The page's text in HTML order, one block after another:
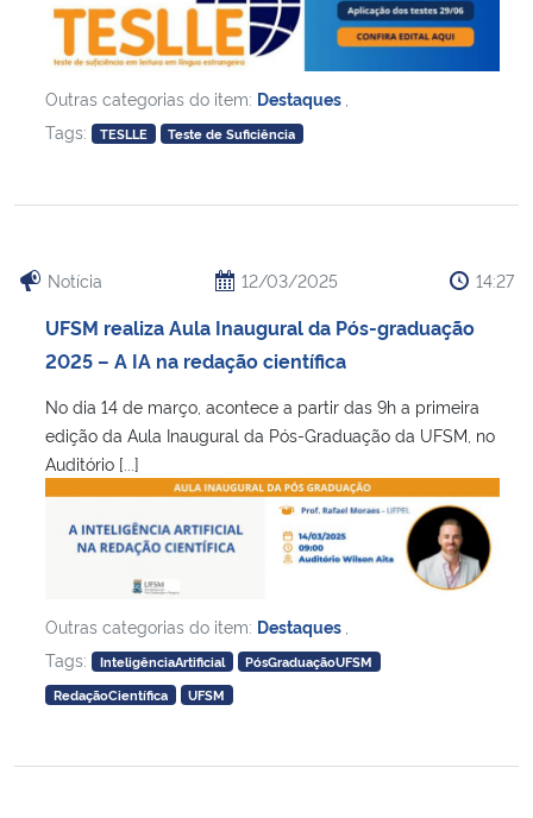
Outras categorias do item: Destaques
Tags:
TESLLE Teste de Suficiência
Notícia 12/03/2025 14:27
UFSM realiza Aula Inaugural da Pós-graduação
2025 – A IA na redação científica
No dia 14 de março, acontece a partir das 9h a primeira
edição da Aula Inaugural da Pós-Graduação da UFSM, no
Auditório [...]
Outras categorias do item: Destaques
Tags:
InteligênciaArtificial
PósGraduaçãoUFSM
RedaçãoCientífica
UFSM